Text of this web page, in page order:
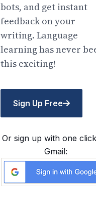
bots, and get instant
feedback on your
writing. Language
learning has never
this exciting!
Sign Up Free
Or sign up with one
Gmail: